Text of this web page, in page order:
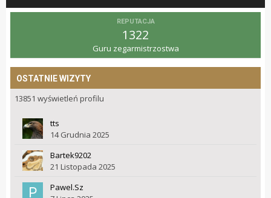
REPUTACJA
1322
Guru zegarmistrzostwa
OSTATNIE WIZYTY
13851 wyświetleń profilu
tts
14 Grudnia 2025
Bartek9202
21 Listopada 2025
Pawel.Sz